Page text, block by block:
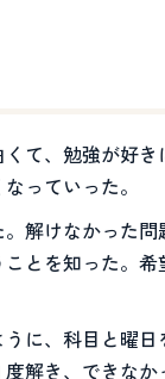
て、勉強が好
っていった。
解けなかった
を知った。
に、科目と曜
解き、できな